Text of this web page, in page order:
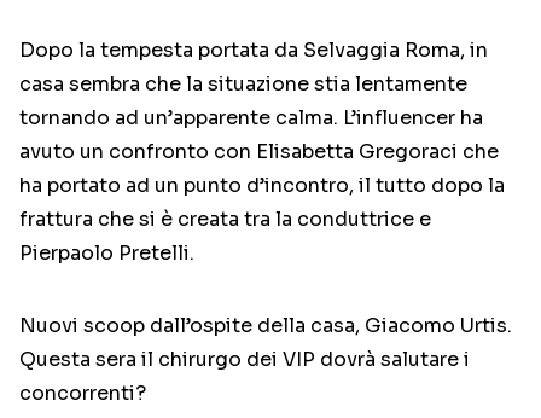
Dopo la tempesta portata da Selvaggia Roma, in
casa sembra che la situazione stia lentamente
tornando ad un’apparente calma. L’influencer ha
avuto un confronto con Elisabetta Gregoraci che
ha portato ad un punto d’incontro, il tutto dopo la
frattura che si è creata tra la conduttrice e
Pierpaolo Pretelli.
Nuovi scoop dall’ospite della casa, Giacomo Urtis.
Questa sera il chirurgo dei VIP dovrà salutare i
concorrenti?